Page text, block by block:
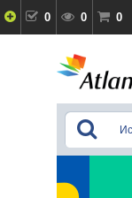
0 0 0